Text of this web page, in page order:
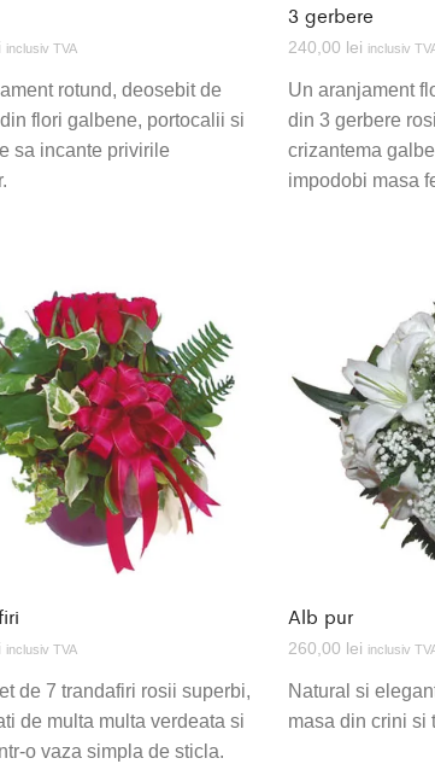
inclusiv TVA
rotund, deosebit de
flori galbene, portocalii si
sa incante privirile
3 gerbere
240,00 lei inclusiv
Un aranjament
din 3 gerbere
crizantema
impodobi masa
inclusiv TVA
de 7 trandafiri rosii superbi,
de multa multa verdeata si
o vaza simpla de sticla.
Alb pur
260,00 lei inclusiv
Natural si
masa din crini si